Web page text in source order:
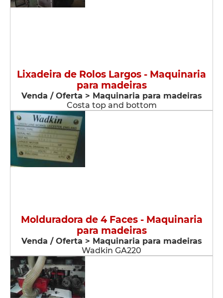
Lixadeira de Rolos Largos - Maquinaria
para madeiras
Venda / Oferta > Maquinaria para madeiras
Costa top and bottom
Molduradora de 4 Faces - Maquinaria
para madeiras
Venda / Oferta > Maquinaria para madeiras
Wadkin GA220